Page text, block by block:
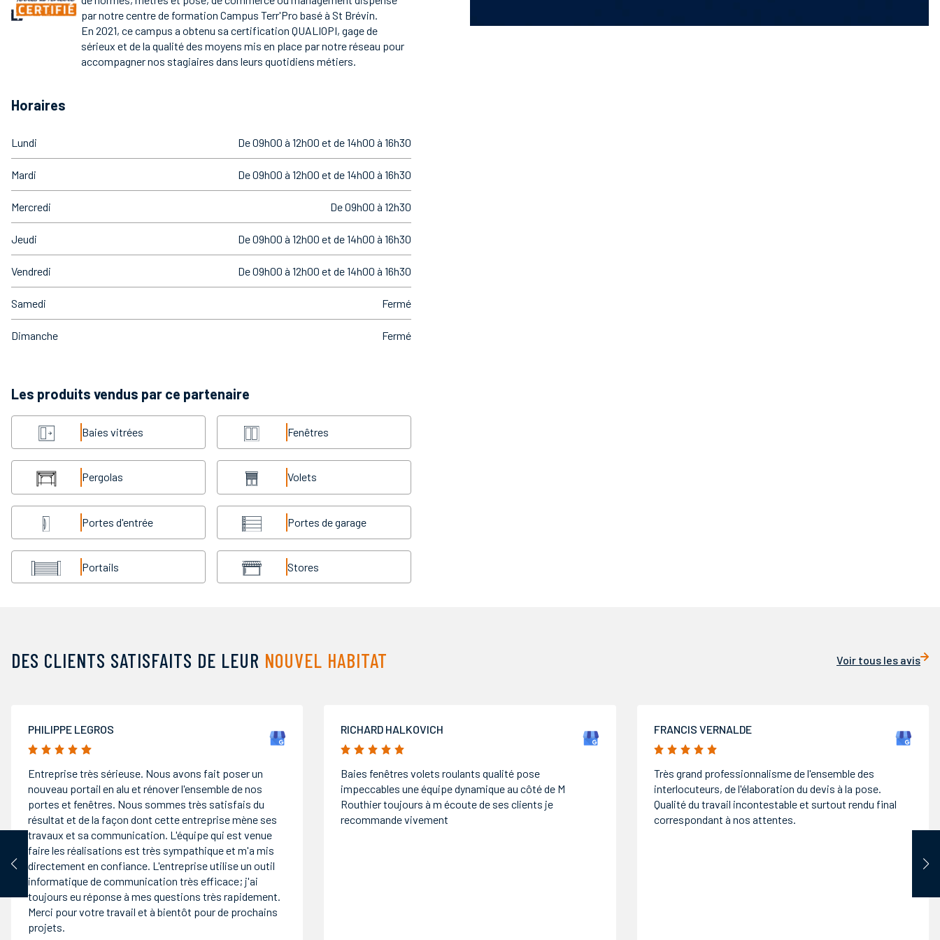
par notre centre de formation Campus Terr'Pro basé à St Brévin.
En 2021, ce campus a obtenu sa certification QUALIOPI, gage de
sérieux et de la qualité des moyens mis en place par notre réseau pour
accompagner nos stagiaires dans leurs quotidiens métiers.
Horaires
Lundi De 09h00 à 12h00 et de 14h00 à 16h30
Mardi De 09h00 à 12h00 et de 14h00 à 16h30
Mercredi De 09h00 à 12h30
Jeudi De 09h00 à 12h00 et de 14h00 à 16h30
Vendredi De 09h00 à 12h00 et de 14h00 à 16h30
Samedi Fermé
Dimanche Fermé
Les produits vendus par ce partenaire
Baies vitrées Fenêtres
Pergolas Volets
Portes d'entrée Portes de garage
Portails Stores
DES CLIENTS SATISFAITS DE LEUR NOUVEL HABITAT Voir tous les avis
RICHARD HALKOVICH
5/5
Baies fenêtres volets roulants qualité pose
impeccables une équipe dynamique au côté de M
Routhier toujours à m écoute de ses clients je
recommande vivement
FRANCIS VERNALDE
5/5
Très grand professionnalisme de l'ensemble des
interlocuteurs, de l'élaboration du devis à la pose.
Qualité du travail incontestable et surtout rendu final
correspondant à nos attentes.
BELLA DONE
5/5
Entreprise sérieuse et compétente. Nous avons fais
refaire toutes nos ouvertures et la porte d'entrée. Les
ouvriers sont qualifiés et sympathiques. De plus Mr
Routier le gérant à été très arrangeant suite à une erreur